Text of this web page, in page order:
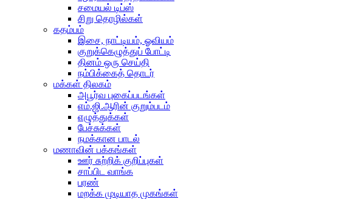
சமையல் டிப்ஸ்
சிறு தொழில்கள்
கதம்பம்
இசை, நாட்டியம், ஓவியம்
குறுக்கெழுத்துப் போட்டி
தினம் ஒரு செய்தி
நம்பிக்கைத் தொடர்
மக்கள் திலகம்
அபூர்வ புகைப்படங்கள்
எம்.ஜி.ஆரின் குறும்படம்
எழுத்துக்கள்
பேச்சுக்கள்
நமக்கான பாடல்
மணாவின் பக்கங்கள்
ஊர் சுற்றிக் குறிப்புகள்
சாப்பிட வாங்க
பரண்
மறக்க முடியாத முகங்கள்